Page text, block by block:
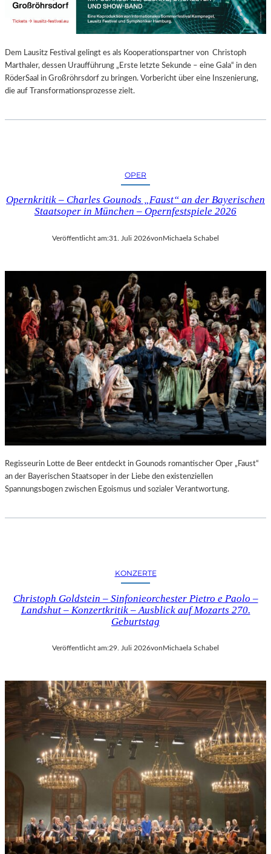
Dem Lausitz Festival gelingt es als Kooperationspartner von Christoph
Marthaler, dessen Uraufführung „Erste letzte Sekunde – eine Gala“ in den
RöderSaal in Großröhrsdorf zu bringen. Vorbericht über eine Inszenierung,
die auf Transformationsprozesse zielt.
OPER
Opernkritik – Charles Gounods „Faust“ an der Bayerischen
Staatsoper in München – Opernfestspiele 2026
Veröffentlicht am:31. Juli 2026vonMichaela Schabel
Regisseurin Lotte de Beer entdeckt in Gounods romantischer Oper „Faust“
an der Bayerischen Staatsoper in der Liebe den existenziellen
Spannungsbogen zwischen Egoismus und sozialer Verantwortung.
KONZERTE
Christoph Goldstein – Sinfonieorchester Pietro e Paolo –
Landshut – Konzertkritik – Ausblick auf Mozarts 270.
Geburtstag
Veröffentlicht am:29. Juli 2026vonMichaela Schabel